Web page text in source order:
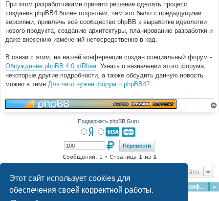
Этот сайт использует cookies для
обеспечения своей корректной работы.
При этом разработчиками принято решение сделать процесс
создания phpBB4 более открытым, чем это было с предыдущими
версиями, привлечь всё сообщество phpBB к выработке идеологии
нового продукта, созданию архитектуры, планированию разработки и
даже внесению изменений непосредственно в код.
В связи с этим, на нашей конференции создан специальный форум -
Обсуждение phpBB 4.0.x/Rhea. Узнать о назначении этого форума,
некоторые другие подробности, а также обсудить данную новость
можно в теме Для чего нужен форум о phpBB4?.
Поддержать phpBB Guru
Сообщений: 1 • Страница 1 из 1
Перейти
Главная Форумы Конфиденциальность
Наша команда